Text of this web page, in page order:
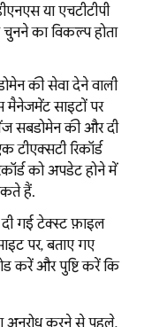
या एचटीटीपी
का विकल्प होता
की सेवा देने वाली
मैनेजमेंट साइटों पर
सबडोमेन की और दी
रिकॉर्ड
को अपडेट होने में
हैं.
गई टेक्स्ट फ़ाइल
पर, बताए गए
करें और पुष्टि करें कि
अनुरोध करने से पहले,